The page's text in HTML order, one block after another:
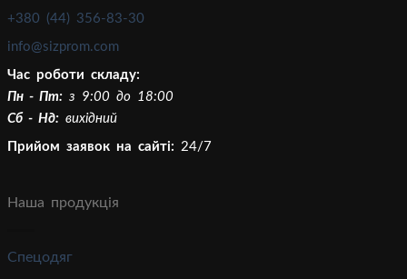
+380 (44) 356-83-30
info@sizprom.com
Час роботи складу:
Пн - Пт: з 9:00 до 18:00
Сб - Нд: вихідний
Прийом заявок на сайті:24/7
Наша продукція
Спецодяг